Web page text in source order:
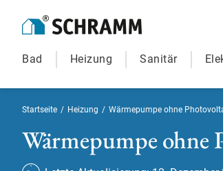
Bad Heizung Sanitär
Startseite / Heizung / Wärmepumpe ohne
Wärmepumpe ohne